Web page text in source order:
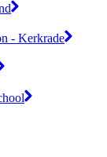
- Kerkrade